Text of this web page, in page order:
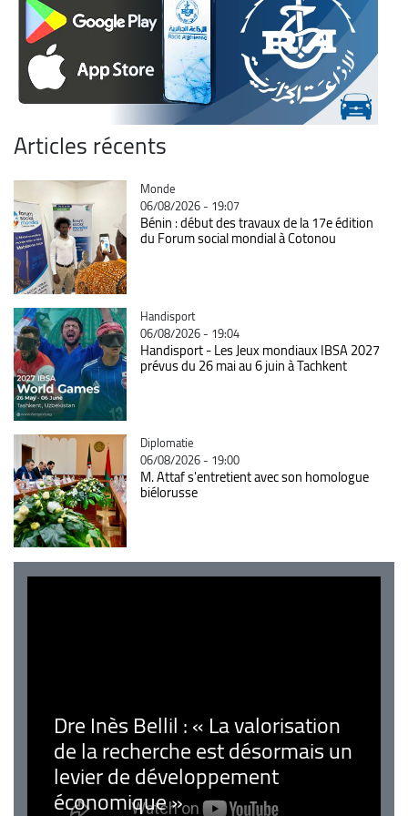
Articles récents
Catégorie
Monde
06/08/2026 - 19:07
Bénin : début des travaux de la 17e édition
du Forum social mondial à Cotonou
Catégorie
Handisport
06/08/2026 - 19:04
Handisport - Les Jeux mondiaux IBSA 2027
prévus du 26 mai au 6 juin à Tachkent
Catégorie
Diplomatie
06/08/2026 - 19:00
M. Attaf s'entretient avec son homologue
biélorusse
Dre Inès Bellil : « La valorisation
de la recherche est désormais un
levier de développement
économique »